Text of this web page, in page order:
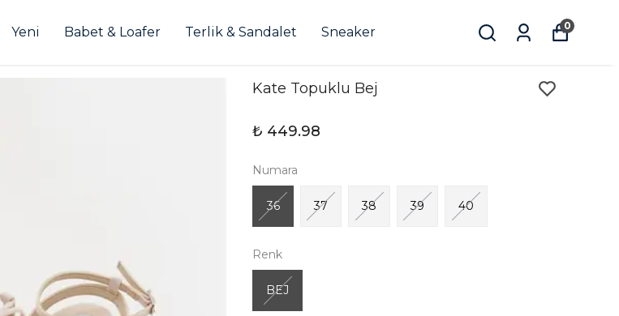
Yeni Babet & Loafer Terlik & Sandalet Sneaker 0
Kate Topuklu Bej
₺ 449.98
Numara
36 37 38 39 40
Renk
BEJ